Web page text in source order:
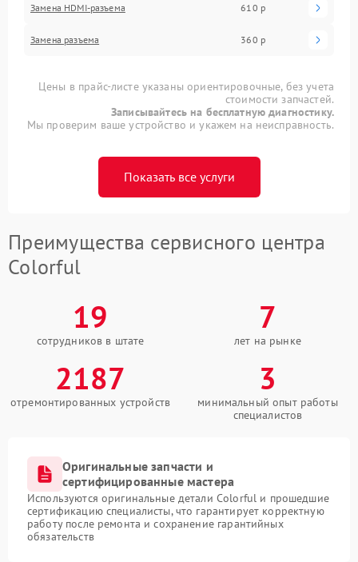
Замена HDMI-разъема 610 р
Замена разъема 360 р
Цены в прайс-листе указаны ориентировочные, без учета
стоимости запчастей.
Записывайтесь на бесплатную диагностику.
Мы проверим ваше устройство и укажем на неисправность.
Показать все услуги
Преимущества сервисного центра
Colorful
19
сотрудников в штате
7
лет на рынке
2187
отремонтированных устройств
3
минимальный опыт работы
специалистов
Оригинальные запчасти и
сертифицированные мастера
Используются оригинальные детали Colorful и прошедшие
сертификацию специалисты, что гарантирует корректную
работу после ремонта и сохранение гарантийных
обязательств